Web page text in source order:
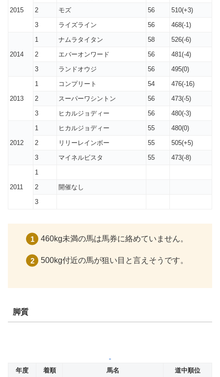
2015
2
モズ 56
510(+3)
3
ライズライン 56 468(-1)
2014
1 ナムラタイタン 58
526(-6)
2
エバーオンワード 56
481(-4)
3
ランドオウジ 56 495(0)
2013
1 コンプリート 54
476(-16)
2
スーパーワシントン 56
473(-5)
3
ヒカルジョディー 56 480(-3)
2012
1 ヒカルジョディー 55
480(0)
2
リリーレインボー 55
505(+5)
3
マイネルビスタ 55 473(-8)
2011
1
2
開催なし
3
460kg未満の馬は馬券に絡めていません。
500kg付近の馬が狙い目と言えそうです。
脚質
年度 着順 馬名 道中順位